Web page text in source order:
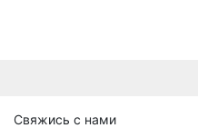
Свяжись с нами